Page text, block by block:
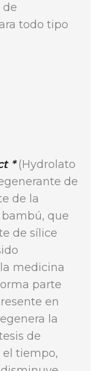
de
todo tipo
*(Hydrolato
de
de la
que
de sílice
medicina
parte
en
la
de
el tiempo,